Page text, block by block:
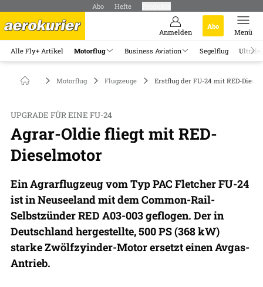
Abo Hefte
Anmelden
Abo
Menü
Alle Fly+ Artikel Motorflug Business Aviation Segelflug
Motorflug Flugzeuge Erstflug der FU-24 mit RED-
UPGRADE FÜR EINE FU-24
Agrar-Oldie fliegt mit RED-
Dieselmotor
Ein Agrarflugzeug vom Typ PAC Fletcher FU-24
ist in Neuseeland mit dem Common-Rail-
Selbstzünder RED A03-003 geflogen. Der in
Deutschland hergestellte, 500 PS (368 kW)
starke Zwölfzyinder-Motor ersetzt einen Avgas-
Antrieb.